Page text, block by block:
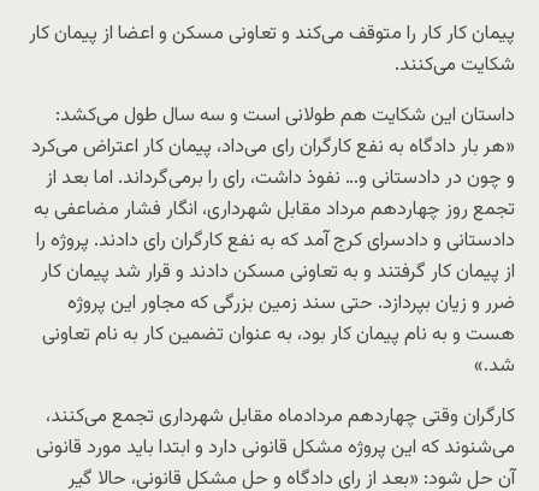
پیمان کار کار را متوقف می‌کند و تعاونی مسکن و اعضا از پیمان کار
شکایت می‌کنند.
داستان این شکایت هم طولانی است و سه سال طول می‌کشد:
«هر بار دادگاه به نفع کارگران رای می‌داد، پیمان کار اعتراض می‌کرد
و چون در دادستانی و… نفوذ داشت، رای را برمی‌گرداند. اما بعد از
تجمع روز چهاردهم مرداد مقابل شهرداری، انگار فشار مضاعفی به
دادستانی و دادسرای کرج آمد که به نفع کارگران رای دادند. پروژه را
از پیمان کار گرفتند و به تعاونی مسکن دادند و قرار شد پیمان کار
ضرر و زیان بپردازد. حتی سند زمین بزرگی که مجاور این پروژه
هست و به نام پیمان کار بود، به عنوان تضمین کار به نام تعاونی
شد.»
کارگران وقتی چهاردهم مردادماه مقابل شهرداری تجمع می‌کنند،
می‌شنوند که این پروژه مشکل قانونی دارد و ابتدا باید مورد قانونی
آن حل شود: «بعد از رای دادگاه و حل مشکل قانونی، حالا گیر